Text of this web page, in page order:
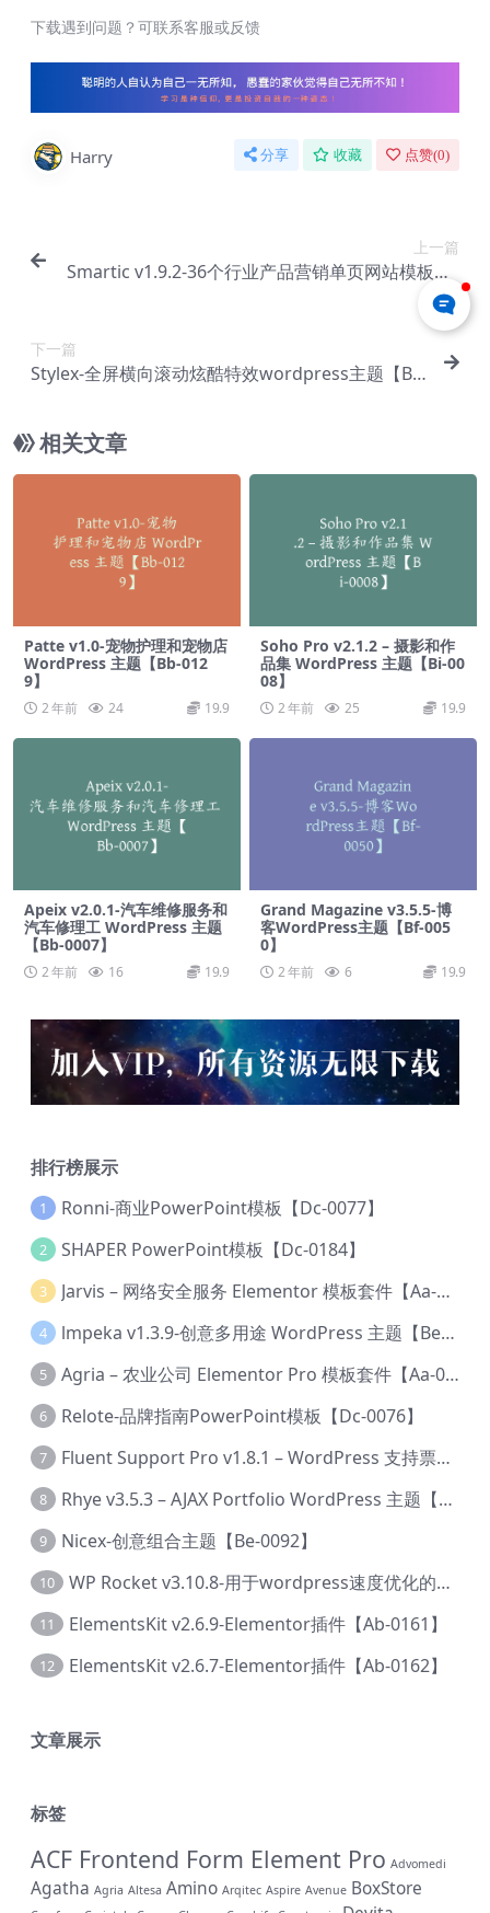
下载遇到问题？可联系客服或反馈
Harry 分享 收藏 点赞(0)
上一篇
Smartic v1.9.2-36个行业产品营销单页网站模板wo
rdpress主题【Be-0128】
下一篇
Stylex-全屏横向滚动炫酷特效wordpress主题【Be
相关文章
Patte v1.0-宠物护理和宠物店
WordPress 主题【Bb-012
9】
2 年前 24 19.9
Soho Pro v2.1.2 – 摄影和作
品集 WordPress 主题【Bi-00
08】
2 年前 25 19.9
Apeix v2.0.1-汽车维修服务和
汽车修理工 WordPress 主题
【Bb-0007】
2 年前 16 19.9
Grand Magazine v3.5.5-博
客WordPress主题【Bf-005
0】
2 年前 6 19.9
排行榜展示
1 Ronni-商业PowerPoint模板【Dc-0077】
2 SHAPER PowerPoint模板【Dc-0184】
3 Jarvis – 网络安全服务 Elementor 模板套件【Aa-0035】
4 lmpeka v1.3.9-创意多用途 WordPress 主题【Be-0064】
5 Agria – 农业公司 Elementor Pro 模板套件【Aa-0003】
6 Relote-品牌指南PowerPoint模板【Dc-0076】
7 Fluent Support Pro v1.8.1 – WordPress 支持票务系统【Cc-0041】
8 Rhye v3.5.3 – AJAX Portfolio WordPress 主题【Bi-0049】
9 Nicex-创意组合主题【Be-0092】
10 WP Rocket v3.10.8-用于wordpress速度优化的缓存加速插件【Cd-0019】
11 ElementsKit v2.6.9-Elementor插件【Ab-0161】
12 ElementsKit v2.6.7-Elementor插件【Ab-0162】
文章展示
标签
ACF Frontend Form Element Pro Advomedi
Agatha Agria Altesa Amino Arqitec Aspire Avenue BoxStore